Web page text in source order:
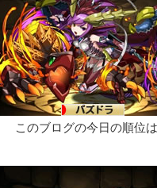
このブログの今日の順位